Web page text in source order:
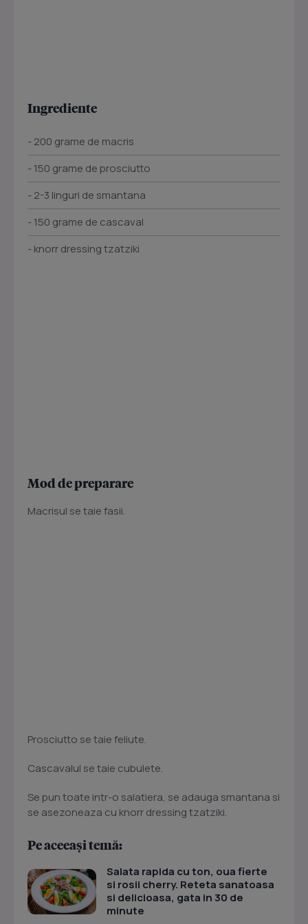
Ingrediente
- 200 grame de macris
- 150 grame de prosciutto
- 2-3 linguri de smantana
- 150 grame de cascaval
- knorr dressing tzatziki
Mod de preparare
Macrisul se taie fasii.
Prosciutto se taie feliute.
Cascavalul se taie cubulete.
Se pun toate intr-o salatiera, se adauga smantana si
se asezoneaza cu knorr dressing tzatziki.
Pe aceeași temă:
Salata rapida cu ton, oua fierte
si rosii cherry. Reteta sanatoasa
si delicioasa, gata in 30 de
minute